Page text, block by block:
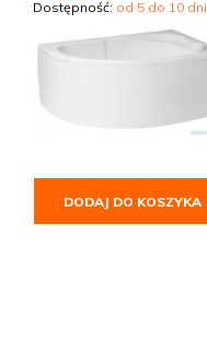
Dostępność: od 5 do 10 dni
DODAJ DO KOSZYKA